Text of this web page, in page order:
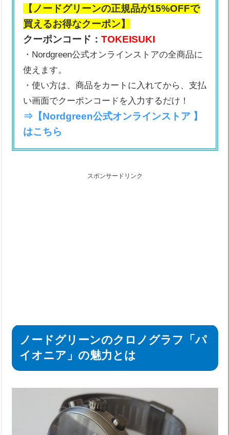
【ノードグリーンの正規品が15%OFFで
買えるお得なクーポン】
クーポンコード： TOKEISUKI
・Nordgreen公式オンラインストアの全商品に
使えます。
・使い方は、商品をカートに入れてから、支払
い画面でクーポンコードを入力するだけ！
⇒【Nordgreen公式オンラインストア 】
はこちら
スポンサードリンク
ノードグリーンのクロノグラフ「パ
イオニア」の魅力とは